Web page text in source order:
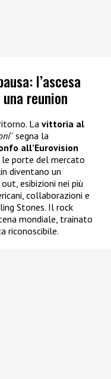
l’ascesa
reunion
La vittoria al
” segna la
all’Eurovision
porte del mercato
diventano un
esibizioni nei più
collaborazioni e
Stones. Il rock
mondiale, trainato
riconoscibile.